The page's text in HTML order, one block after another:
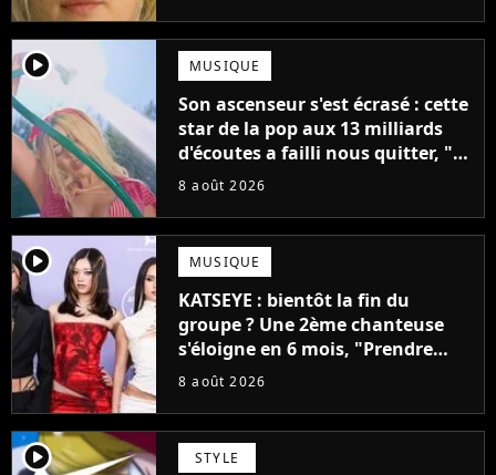
player2 MUSIQUE
Son ascenseur s'est écrasé : cette
star de la pop aux 13 milliards
d'écoutes a failli nous quitter, "Je
pensais ne plus jamais chanter"
8 août 2026
player2 MUSIQUE
KATSEYE : bientôt la fin du
groupe ? Une 2ème chanteuse
s'éloigne en 6 mois, "Prendre
cette décision n’a pas été facile"
8 août 2026
player2 STYLE